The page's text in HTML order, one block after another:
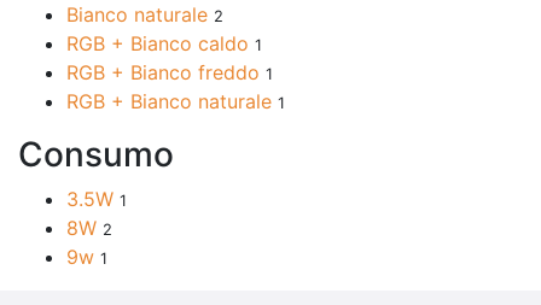
Bianco naturale 2
RGB + Bianco caldo 1
RGB + Bianco freddo 1
RGB + Bianco naturale 1
Consumo
3.5W 1
8W 2
9w 1